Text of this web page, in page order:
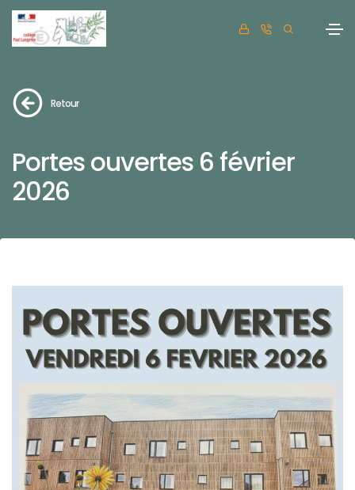
Retour
Portes ouvertes 6 février
2026